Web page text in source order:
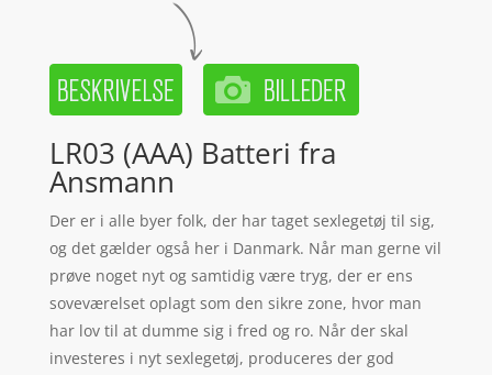
LR03 (AAA) Batteri fra
Ansmann
Der er i alle byer folk, der har taget sexlegetøj til sig,
og det gælder også her i Danmark. Når man gerne vil
prøve noget nyt og samtidig være tryg, der er ens
soveværelset oplagt som den sikre zone, hvor man
har lov til at dumme sig i fred og ro. Når der skal
investeres i nyt sexlegetøj, produceres der god